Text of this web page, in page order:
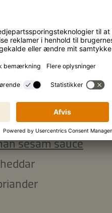
koriander
(små bløde
cashewnødder
sesam sauce